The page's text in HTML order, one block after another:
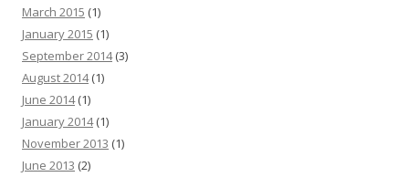
March 2015 (1)
January 2015 (1)
September 2014(3)
August 2014(1)
June 2014(1)
January 2014(1)
November 2013 (1)
June 2013 (2)